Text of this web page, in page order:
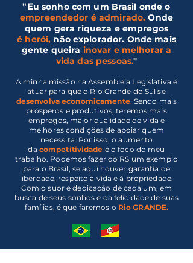
"Eu sonho com um Brasil onde o
empreendedor é admirado. Onde
quem gera riqueza e empregos
é herói, não explorador. Onde mais
gente queira inovar e melhorar a
vida das pessoas."
A minha missão na Assembleia Legislativa é
atuar para que o Rio Grande do Sul se
desenvolva economicamente. Sendo mais
prósperos e produtivos, teremos mais
empregos, maior qualidade de vida e
melhores condições de apoiar quem
necessita. Por isso, o aumento
da competitividade é o foco do meu
trabalho. Podemos fazer do RS um exemplo
para o Brasil, se aqui houver garantia de
liberdade, respeito à vida e à propriedade.
Com o suor e dedicação de cada um, em
busca de seus sonhos e da felicidade de suas
famílias, é que faremos o Rio GRANDE.